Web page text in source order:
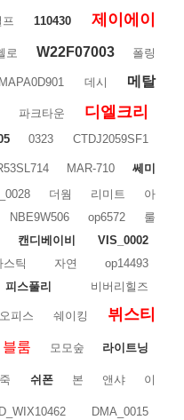
프 110430
제이에이
로 W22F07003 폴링
MAPA0D901 데시 메탈
파크타운 디엘크리
0323 CTDJ2059SF1
MAR-710
쎄미
더웜 리미트
아
NBE9W506 op6572
룰
캔디베이비
VIS_0002
스틱 자연
op14493
피스풀리 비버리힐즈
오피스 쉐이킹
뷔스티
블룸 모모숲 라이트닝
쉬폰 본 앤샤 이
DMA_0015